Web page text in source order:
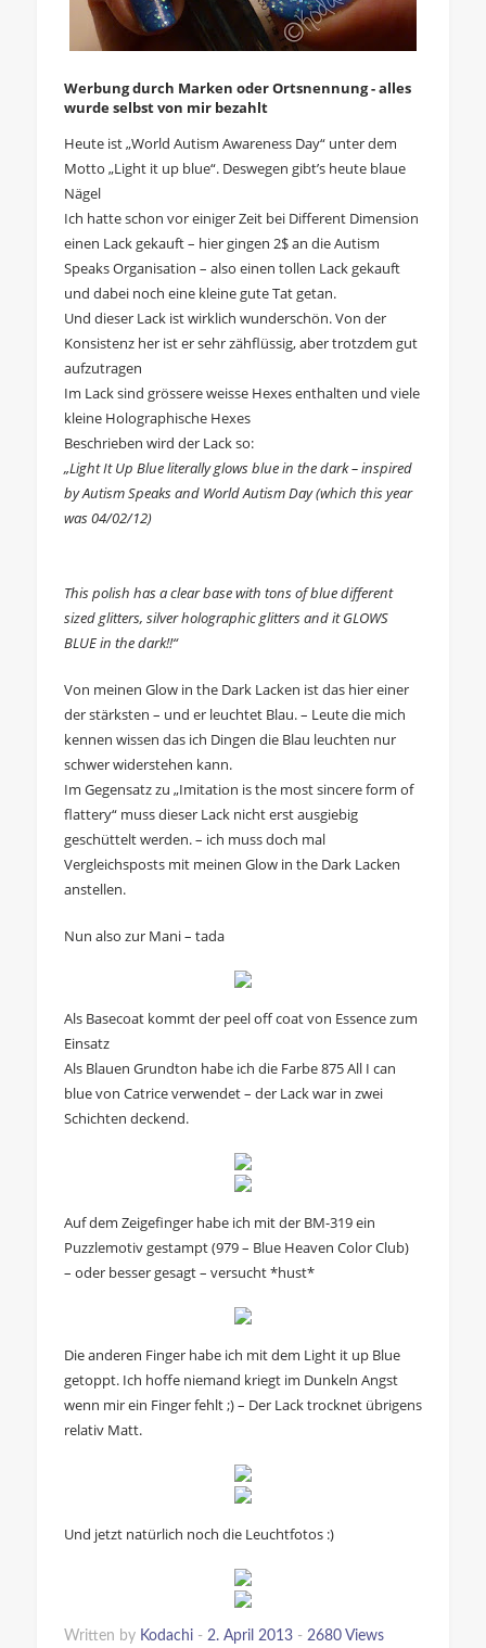
Werbung durch Marken oder Ortsnennung - alles
wurde selbst von mir bezahlt
Heute ist „World Autism Awareness Day“ unter dem
Motto „Light it up blue“. Deswegen gibt’s heute blaue
Nägel
Ich hatte schon vor einiger Zeit bei Different Dimension
einen Lack gekauft – hier gingen 2$ an die Autism
Speaks Organisation – also einen tollen Lack gekauft
und dabei noch eine kleine gute Tat getan.
Und dieser Lack ist wirklich wunderschön. Von der
Konsistenz her ist er sehr zähflüssig, aber trotzdem gut
aufzutragen
Im Lack sind grössere weisse Hexes enthalten und viele
kleine Holographische Hexes
Beschrieben wird der Lack so:
„Light It Up Blue literally glows blue in the dark – inspired
by Autism Speaks and World Autism Day (which this year
was 04/02/12)
This polish has a clear base with tons of blue different
sized glitters, silver holographic glitters and it GLOWS
BLUE in the dark!!“
Von meinen Glow in the Dark Lacken ist das hier einer
der stärksten – und er leuchtet Blau. – Leute die mich
kennen wissen das ich Dingen die Blau leuchten nur
schwer widerstehen kann.
Im Gegensatz zu „Imitation is the most sincere form of
flattery“ muss dieser Lack nicht erst ausgiebig
geschüttelt werden. – ich muss doch mal
Vergleichsposts mit meinen Glow in the Dark Lacken
anstellen.
Nun also zur Mani – tada
Als Basecoat kommt der peel off coat von Essence zum
Einsatz
Als Blauen Grundton habe ich die Farbe 875 All I can
blue von Catrice verwendet – der Lack war in zwei
Schichten deckend.
Auf dem Zeigefinger habe ich mit der BM-319 ein
Puzzlemotiv gestampt (979 – Blue Heaven Color Club)
– oder besser gesagt – versucht *hust*
Die anderen Finger habe ich mit dem Light it up Blue
getoppt. Ich hoffe niemand kriegt im Dunkeln Angst
wenn mir ein Finger fehlt ;) – Der Lack trocknet übrigens
relativ Matt.
Und jetzt natürlich noch die Leuchtfotos :)
Written by Kodachi - 2. April 2013 - 2680 Views